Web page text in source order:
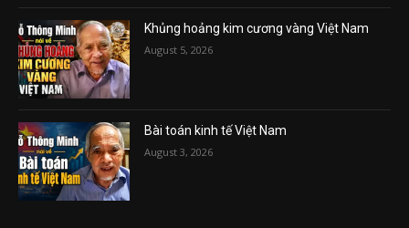
Khủng hoảng kim cương vàng Việt Nam
August 5, 2026
Bài toán kinh tế Việt Nam
August 3, 2026